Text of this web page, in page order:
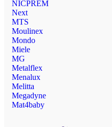
NICPREM
Next
MTS
Moulinex
Mondo
Miele
MG
Metalflex
Menalux
Melitta
Megadyne
Mat4baby